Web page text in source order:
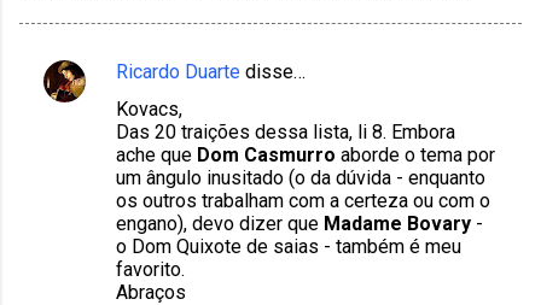
C
Ricardo Duarte disse…
Kovacs,
Das 20 traições dessa lista, li 8. Embora
ache que Dom Casmurro aborde o tema por
um ângulo inusitado (o da dúvida - enquanto
os outros trabalham com a certeza ou com o
engano), devo dizer que Madame Bovary -
o Dom Quixote de saias - também é meu
favorito.
Abraços